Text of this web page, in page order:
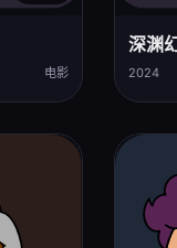
电影
深渊
2024